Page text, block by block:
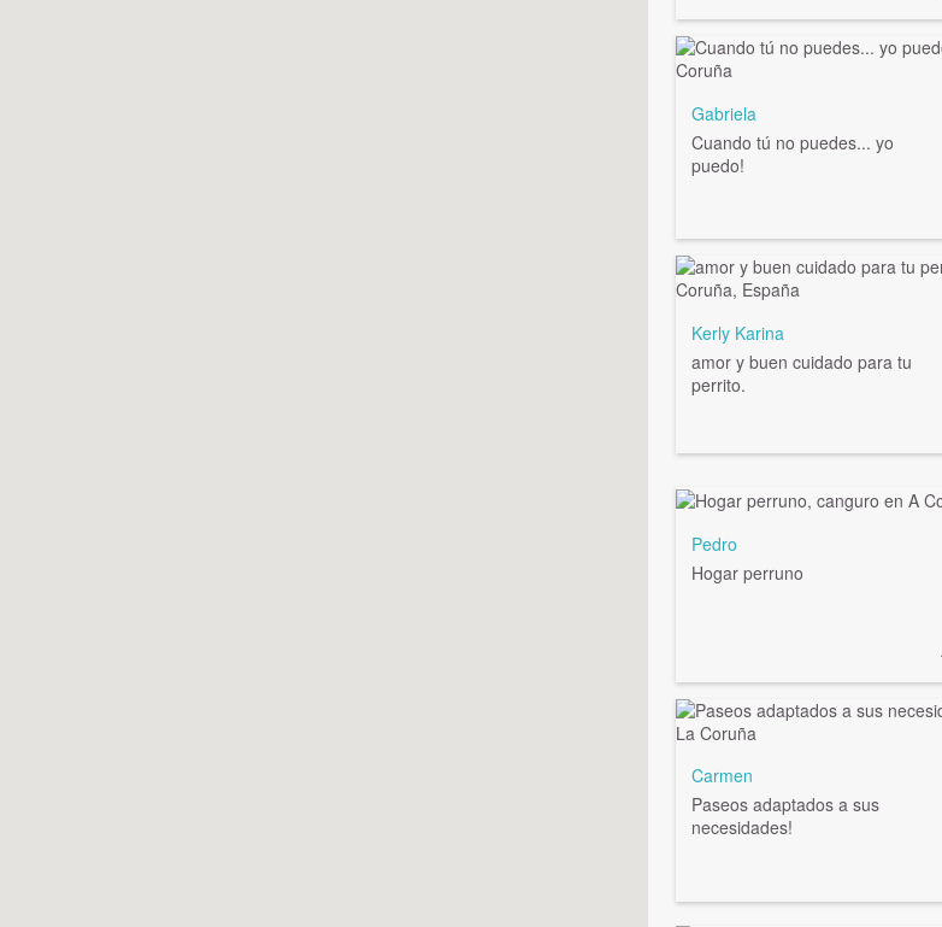
Gabriela
Cuando tú no puedes... yo
puedo!
Kerly Karina
amor y buen cuidado para tu
perrito.
Pedro
Hogar perruno
Carmen
Paseos adaptados a sus
necesidades!